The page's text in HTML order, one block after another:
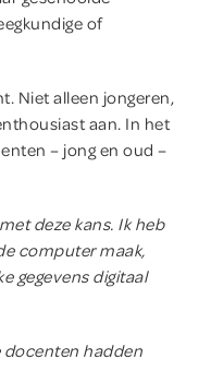
of
Niet alleen jongeren,
aan. In het
– jong en oud –
deze kans. Ik heb
computer maak,
gegevens digitaal
docenten hadden